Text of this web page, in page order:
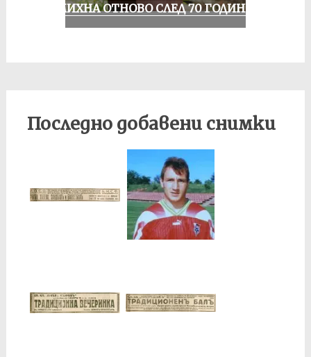
УСМИХНА ОТНОВО СЛЕД 70 ГОДИНИ
Последно добавени снимки